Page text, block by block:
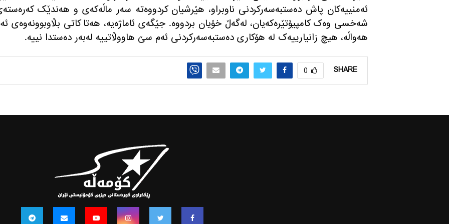
ئەمنییەکان پاش دەستبەسەرکردنی ناوبراو، هێرشیان کردووەتە سەر ماڵەکەی و هەندێک
شه‌خسی وەک کامپیۆتێره‌كه‌یان، لەگەڵ خۆیان بردووە. جێگه‌ی ئاماژه‌یه‌، هەتا کاتی بڵاوبوونەوەی
هەواڵە، هیچ زانیارییەک لە هۆکاری دەستبەسەرکردنی ئەم سێ هاووڵاتییە لەبەر دەستدا نییە.
SHARE
0